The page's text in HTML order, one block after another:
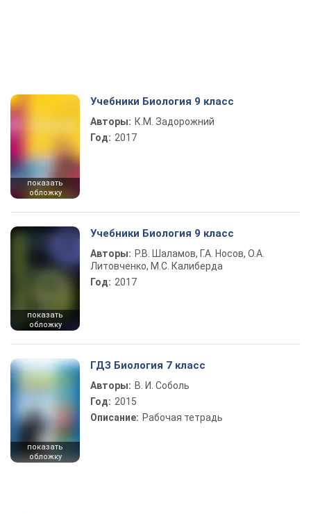
показать
обложку
Учебники Биология 9 класс
Авторы: К.М. Задорожний
Год: 2017
показать
обложку
Учебники Биология 9 класс
Авторы: Р.В. Шаламов, Г.А. Носов, О.А.
Литовченко, М.С. Калиберда
Год: 2017
показать
обложку
ГДЗ Биология 7 класс
Авторы: В. И. Соболь
Год: 2015
Описание: Рабочая тетрадь